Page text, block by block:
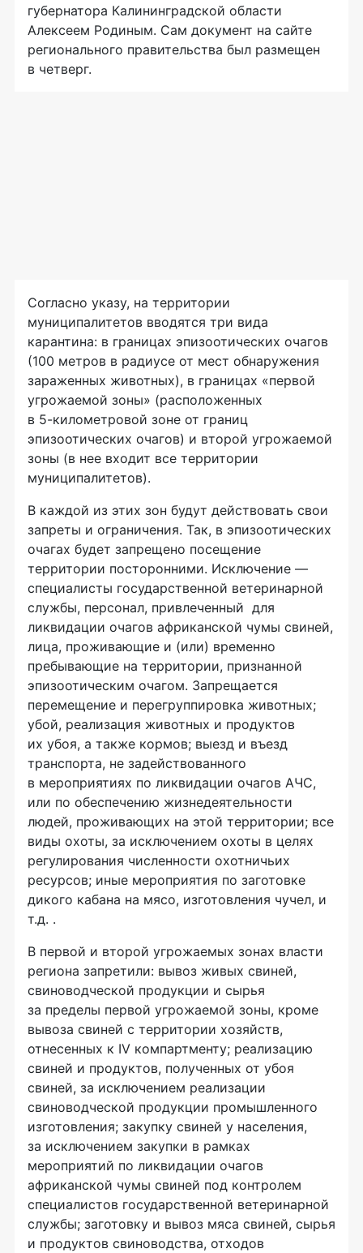
губернатора Калининградской области
Алексеем Родиным. Сам документ на сайте
регионального правительства был размещен
в четверг.
Согласно указу, на территории
муниципалитетов вводятся три вида
карантина: в границах эпизоотических очагов
(100 метров в радиусе от мест обнаружения
зараженных животных), в границах «первой
угрожаемой зоны» (расположенных
в 5-километровой зоне от границ
эпизоотических очагов) и второй угрожаемой
зоны (в нее входит все территории
муниципалитетов).
В каждой из этих зон будут действовать свои
запреты и ограничения. Так, в эпизоотических
очагах будет запрещено посещение
территории посторонними. Исключение —
специалисты государственной ветеринарной
службы, персонал, привлеченный для
ликвидации очагов африканской чумы свиней,
лица, проживающие и (или) временно
пребывающие на территории, признанной
эпизоотическим очагом. Запрещается
перемещение и перегруппировка животных;
убой, реализация животных и продуктов
их убоя, а также кормов; выезд и въезд
транспорта, не задействованного
в мероприятиях по ликвидации очагов АЧС,
или по обеспечению жизнедеятельности
людей, проживающих на этой территории; все
виды охоты, за исключением охоты в целях
регулирования численности охотничьих
ресурсов; иные мероприятия по заготовке
дикого кабана на мясо, изготовления чучел, и
т.д. .
В первой и второй угрожаемых зонах власти
региона запретили: вывоз живых свиней,
свиноводческой продукции и сырья
за пределы первой угрожаемой зоны, кроме
вывоза свиней с территории хозяйств,
отнесенных к IV компартменту; реализацию
свиней и продуктов, полученных от убоя
свиней, за исключением реализации
свиноводческой продукции промышленного
изготовления; закупку свиней у населения,
за исключением закупки в рамках
мероприятий по ликвидации очагов
африканской чумы свиней под контролем
специалистов государственной ветеринарной
службы; заготовку и вывоз мяса свиней, сырья
и продуктов свиноводства, отходов